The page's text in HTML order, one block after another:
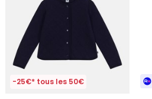
-25€* tous les 50€